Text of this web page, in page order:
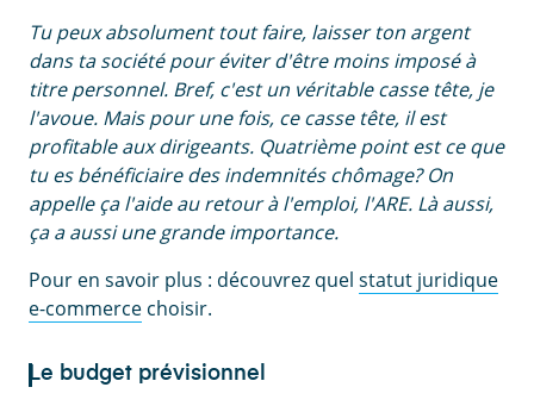
Tu peux absolument tout faire, laisser ton argent
dans ta société pour éviter d'être moins imposé à
titre personnel. Bref, c'est un véritable casse tête, je
l'avoue. Mais pour une fois, ce casse tête, il est
profitable aux dirigeants. Quatrième point est ce que
tu es bénéficiaire des indemnités chômage? On
appelle ça l'aide au retour à l'emploi, l'ARE. Là aussi,
ça a aussi une grande importance.
Pour en savoir plus : découvrez quel statut juridique
e-commerce choisir.
Le budget prévisionnel